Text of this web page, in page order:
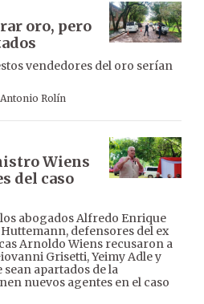
oro, pero
vendedores del oro serían
Antonio Rolín
Wiens
del caso
abogados Alfredo Enrique
defensores del ex
Arnoldo Wiens recusaron a
Grisetti, Yeimy Adle y
sean apartados de la
nuevos agentes en el caso